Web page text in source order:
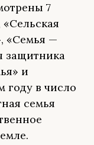
7
«Семья —
защитника
и
году в число
семья